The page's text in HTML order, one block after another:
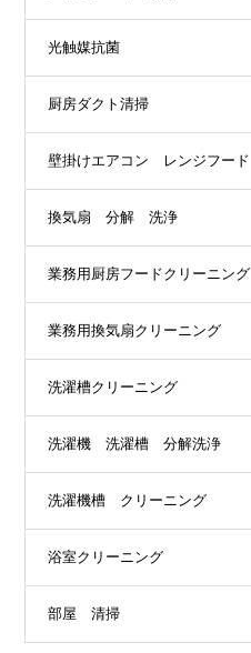
光触媒抗菌
厨房ダクト清掃
壁掛けエアコン レンジフード
換気扇 分解 洗浄
業務用厨房フードクリーニング
業務用換気扇クリーニング
洗濯槽クリーニング
洗濯機 洗濯槽 分解洗浄
洗濯機槽 クリーニング
浴室クリーニング
部屋 清掃